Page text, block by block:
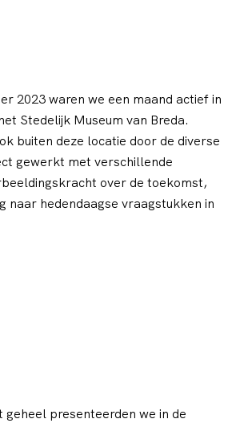
2023 waren we een maand actief in
Stedelijk Museum van Breda.
buiten deze locatie door de diverse
gewerkt met verschillende
over de toekomst,
naar hedendaagse vraagstukken in
geheel presenteerden we in de